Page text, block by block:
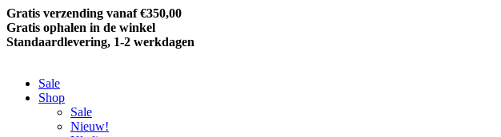
Gratis verzending vanaf €350,00
Gratis ophalen in de winkel
Standaardlevering, 1-2 werkdagen
Sale
Shop
Sale
Nieuw!